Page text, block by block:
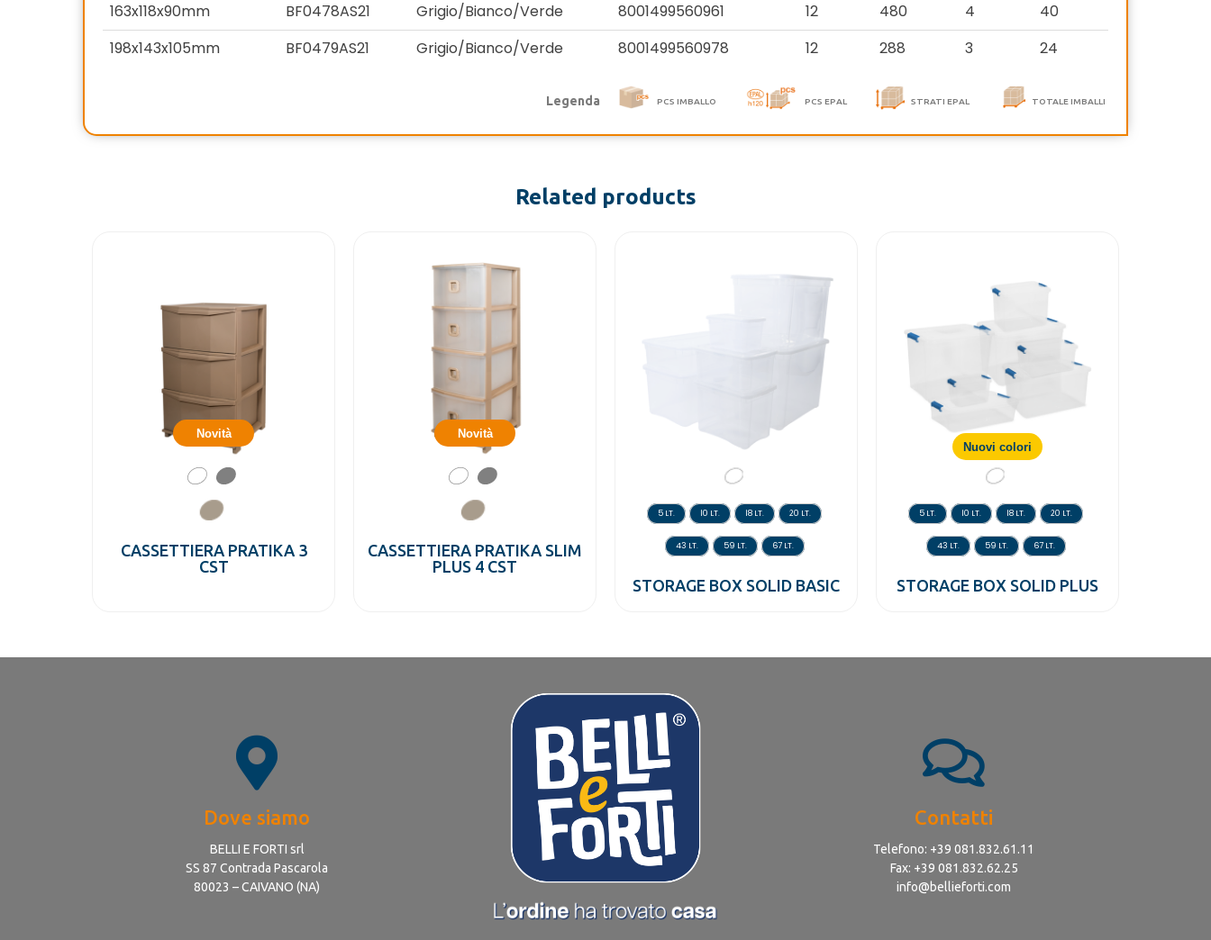
163x118x90mm
BF0478AS21 Grigio/Bianco/Verde 8001499560961 12 480 4
40
198x143x105mm
BF0479AS21 Grigio/Bianco/Verde 8001499560978 12 288 3 24
Legenda PCS IMBALLO PCS EPAL STRATI EPAL TOTALE IMBALLI
Related products
Novità
CASSETTIERA PRATIKA 3
CST
Novità
CASSETTIERA PRATIKA SLIM
PLUS 4 CST
5 LT. 10 LT. 18 LT. 20 LT.
43 LT. 59 LT. 67 LT.
STORAGE BOX SOLID BASIC
Nuovi colori
5 LT. 10 LT. 18 LT. 20 LT.
43 LT. 59 LT. 67 LT.
STORAGE BOX SOLID PLUS
Dove siamo
BELLI E FORTI srl
SS 87 Contrada Pascarola
80023 – CAIVANO (NA)
Contatti
Telefono: +39 081.832.61.11
Fax: +39 081.832.62.25
info@bellieforti.com